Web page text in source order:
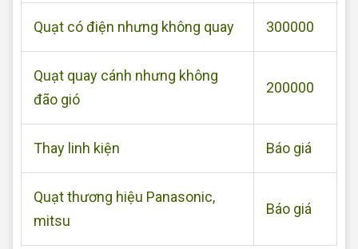
Quạt có điện nhưng không quay 300000
Quạt quay cánh nhưng không
đão gió
200000
Thay linh kiện Báo giá
Quạt thương hiệu Panasonic,
mitsu
Báo giá